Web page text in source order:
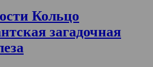
Кольцо
загадочная